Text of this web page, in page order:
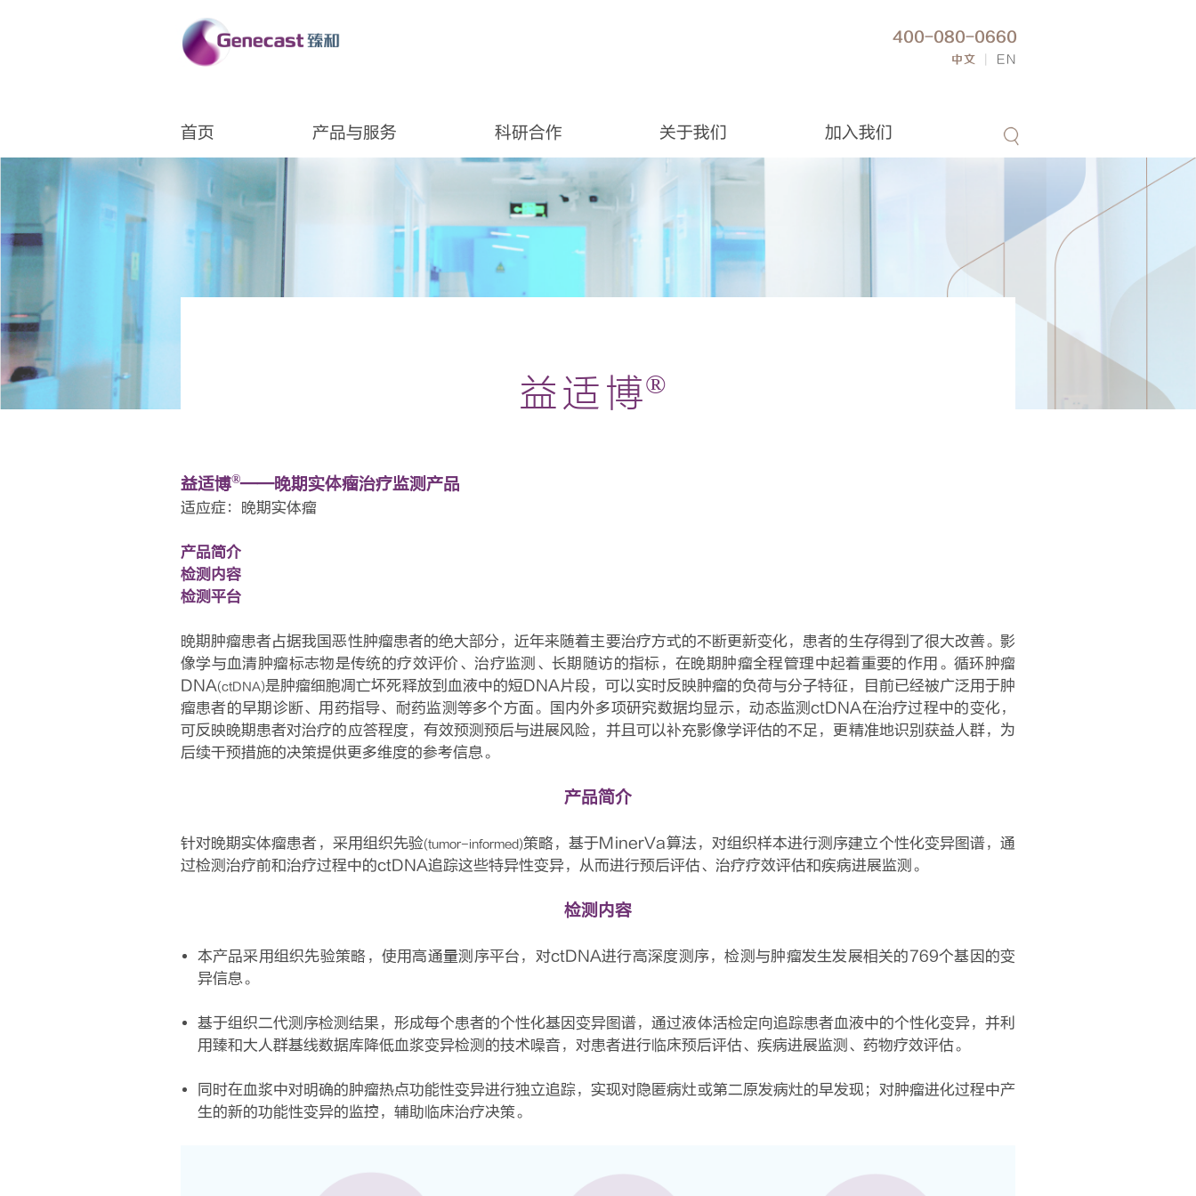
400-080-0660
中文 EN
首页 产品与服务 科研合作 关于我们 加入我们
益适博®
益适博®——晚期实体瘤治疗监测产品
适应症：晚期实体瘤
产品简介
检测内容
检测平台
晚期肿瘤患者占据我国恶性肿瘤患者的绝大部分，近年来随着主要治疗方式的不断更新变化，患者的生存得到了很大改善。影
像学与血清肿瘤标志物是传统的疗效评价、治疗监测、长期随访的指标，在晚期肿瘤全程管理中起着重要的作用。循环肿瘤
DNA(ctDNA)是肿瘤细胞凋亡坏死释放到血液中的短DNA片段，可以实时反映肿瘤的负荷与分子特征，目前已经被广泛用于肿
瘤患者的早期诊断、用药指导、耐药监测等多个方面。国内外多项研究数据均显示，动态监测ctDNA在治疗过程中的变化，
可反映晚期患者对治疗的应答程度，有效预测预后与进展风险，并且可以补充影像学评估的不足，更精准地识别获益人群，为
后续干预措施的决策提供更多维度的参考信息。
产品简介
针对晚期实体瘤患者，采用组织先验(tumor-informed)策略，基于MinerVa算法，对组织样本进行测序建立个性化变异图谱，通
过检测治疗前和治疗过程中的ctDNA追踪这些特异性变异，从而进行预后评估、治疗疗效评估和疾病进展监测。
检测内容
本产品采用组织先验策略，使用高通量测序平台，对ctDNA进行高深度测序，检测与肿瘤发生发展相关的769个基因的变
异信息。
基于组织二代测序检测结果，形成每个患者的个性化基因变异图谱，通过液体活检定向追踪患者血液中的个性化变异，并利
用臻和大人群基线数据库降低血浆变异检测的技术噪音，对患者进行临床预后评估、疾病进展监测、药物疗效评估。
同时在血浆中对明确的肿瘤热点功能性变异进行独立追踪，实现对隐匿病灶或第二原发病灶的早发现；对肿瘤进化过程中产
生的新的功能性变异的监控，辅助临床治疗决策。